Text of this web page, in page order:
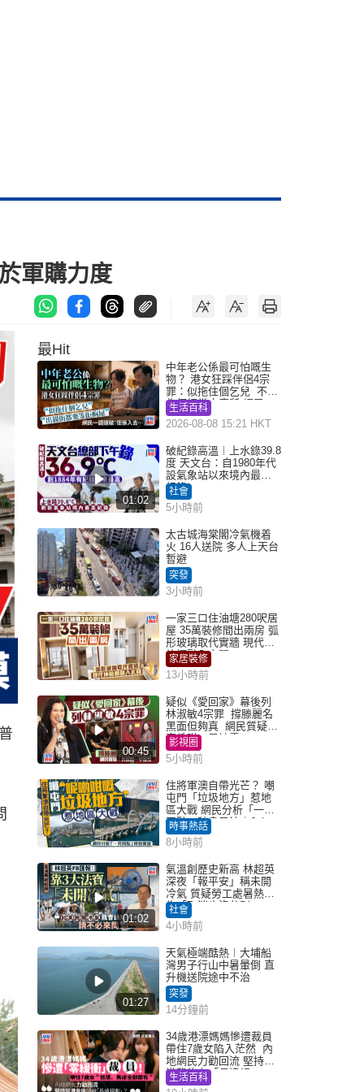
軍購力度
最Hit
中年老公係最可怕嘅生
物？ 港女狂踩伴侶4宗
罪：似拖住個乞兒 不解
為何經常去廁所 網民一
語道破
生活百科
2026-08-08 15:21 HKT
01:02
破紀錄高溫︱上水錄39.8
度 天文台：自1980年代
設氣象站以來境內最高
紀錄
社會
5小時前
太古城海棠閣冷氣機着
火 16人送院 多人上天台
暫避
突發
3小時前
一家三口住油塘280呎居
屋 35萬裝修間出兩房 弧
形玻璃取代實牆 現代神
枱櫃融入玄關
家居裝修
13小時前
00:45
疑似《愛回家》幕後列
林淑敏4宗罪 撐滕麗名
黑面但夠真 網民質疑：
真係咁一早被雪
影視圈
5小時前
住將軍澳自帶光芒？ 嘲
屯門「垃圾地方」惹地
區大戰 網民分析「一共
同點」秒息風波｜Juicy
叮
時事熱話
8小時前
01:02
氣溫創歷史新高 林超英
深夜「報平安」稱未開
冷氣 質疑勞工處暑熱警
告「取消也沒分別」
社會
4小時前
01:27
天氣極端酷熱︱大埔船
灣男子行山中暑暈倒 直
升機送院途中不治
突發
14分鐘前
34歲港漂媽媽慘遭裁員
帶住7歲女陷入茫然 內
地網民力勸回流 堅持留
港背後有「長遠規
劃」？
生活百科